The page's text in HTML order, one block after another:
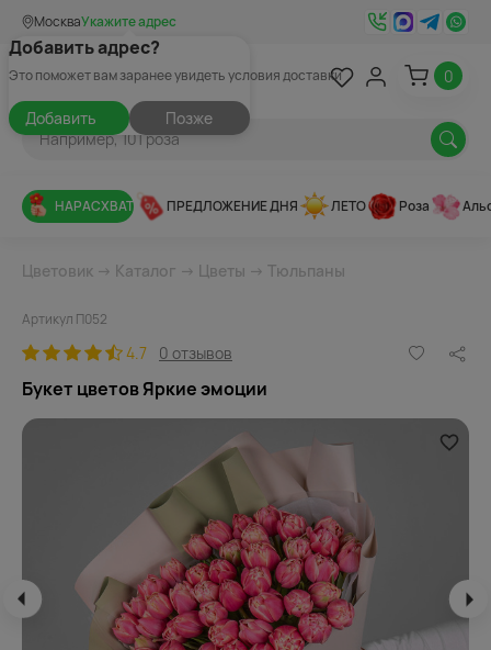
МоскваУкажите адрес
Добавить адрес?
Это поможет вам заранее увидеть условия доставки
Добавить Позже
0
НАРАСХВАТ ПРЕДЛОЖЕНИЕ ДНЯ ЛЕТО Роза
Цветовик → Каталог → Цветы → Тюльпаны
Артикул П052
4.7 0 отзывов
Букет цветов Яркие эмоции